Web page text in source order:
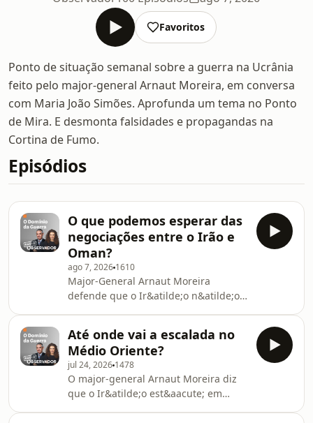
Favoritos
Ponto de situação semanal sobre a guerra na Ucrânia
feito pelo major-general Arnaut Moreira, em conversa
com Maria João Simões. Aprofunda um tema no Ponto
de Mira. E desmonta falsidades e propagandas na
Cortina de Fumo.
Episódios
O que podemos esperar das
negociações entre o Irão e
Oman?
ago 7, 2026 1610
Major-General Arnaut Moreira
defende que o Ir&atilde;o n&atilde;o
condom&iacute;nio. Admite ainda que
a livre circula&ccedil;&atilde;o nas
&aacute;guas do Golfo tem de ser
garantida.See
omnystudio.com/listener for privacy
information.
Até onde vai a escalada no
Médio Oriente?
jul 24, 2026 1478
O major-general Arnaut Moreira diz
que o Ir&atilde;o est&aacute; em